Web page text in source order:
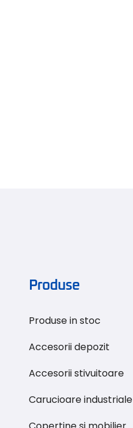
Produse
Produse in stoc
Accesorii depozit
Accesorii stivuitoare
Carucioare industriale